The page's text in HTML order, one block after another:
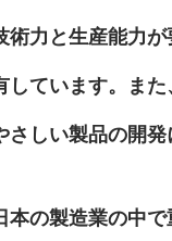
術力と生産能力
しています。ま
しい製品の開発
本の製造業の中